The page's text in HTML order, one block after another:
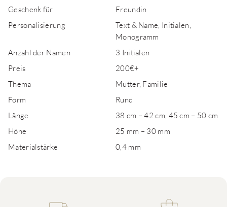
Geschenk für
Freundin
Personalisierung
Text & Name, Initialen,
Monogramm
Anzahl der Namen
3 Initialen
Preis
200€+
Thema
Mutter, Familie
Form
Rund
Länge
38 cm – 42 cm, 45 cm – 50 cm
Höhe
25 mm – 30 mm
Materialstärke
0,4 mm